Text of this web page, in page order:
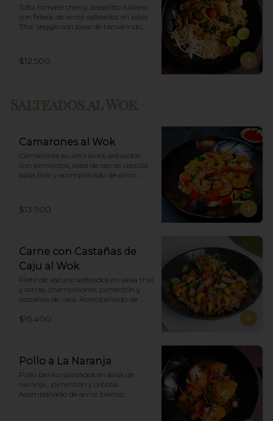
Tofu, tomate cherry, zapallito italiano
con fideos de arroz salteados en salsa
Thai Veggie con base de tamarindo,
$12.500
Salteados al Wok
Camarones al Wok
Camarones ecuatorianos salteados
con pimientos, salsa de ostras cebolla,
salsa thai y acompañado de arroz
$13.900
Carne con Castañas de
Caju al Wok
Filete de vacuno salteados en salsa thai
y ostras, champiñones, pimentón y
castañas de cajú. Acompañado de
$15.400
Pollo a La Naranja
Pollo panko salteados en salsa de
naranja,  pimentón y cebolla.
Acompañado de arroz blanco.